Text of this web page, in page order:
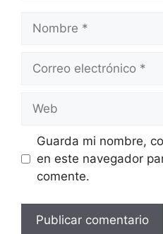
Nombre
Correo
Web
Guarda mi nombre,
en este navegador
comente.